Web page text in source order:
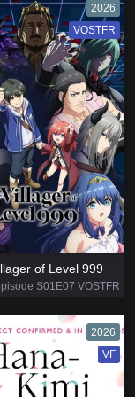
2026
VOSTFR
of Level 999
S01E07 VOSTFR
2026
VF